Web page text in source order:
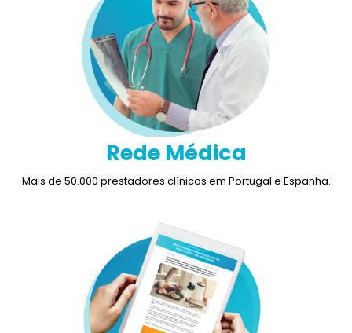
Rede Médica
Mais de 50.000 prestadores clínicos em Portugal e Espanha.